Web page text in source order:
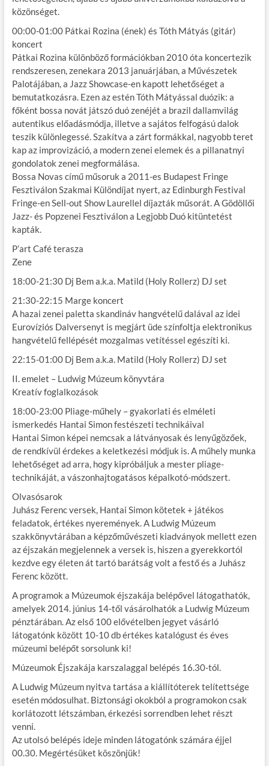
közönséget.
00:00-01:00 Pátkai Rozina (ének) és Tóth Mátyás (gitár)
koncert
Pátkai Rozina különböző formációkban 2010 óta koncertezik
rendszeresen, zenekara 2013 januárjában, a Művészetek
Palotájában, a Jazz Showcase-en kapott lehetőséget a
bemutatkozásra. Ezen az estén Tóth Mátyással duózik: a
főként bossa novát játszó duó zenéjét a brazil dallamvilág
autentikus előadásmódja, illetve a sajátos felfogású dalok
teszik különlegessé. Szakítva a zárt formákkal, nagyobb teret
kap az improvizáció, a modern zenei elemek és a pillanatnyi
gondolatok zenei megformálása.
Bossa Novas című műsoruk a 2011-es Budapest Fringe
Fesztiválon Szakmai Különdíjat nyert, az Edinburgh Festival
Fringe-en Sell-out Show Laurellel díjazták műsorát. A Gödöllői
Jazz- és Popzenei Fesztiválon a Legjobb Duó kitüntetést
kapták.
P’art Café terasza
Zene
18:00-21:30 Dj Bem a.k.a. Matild (Holy Rollerz) DJ set
21:30-22:15 Marge koncert
A hazai zenei paletta skandináv hangvételű dalával az idei
Eurovíziós Dalversenyt is megjárt üde színfoltja elektronikus
hangvételű fellépését mozgalmas vetítéssel egészíti ki.
22:15-01:00 Dj Bem a.k.a. Matild (Holy Rollerz) DJ set
II. emelet – Ludwig Múzeum könyvtára
Kreatív foglalkozások
18:00-23:00 Pliage-műhely – gyakorlati és elméleti
ismerkedés Hantai Simon festészeti technikáival
Hantai Simon képei nemcsak a látványosak és lenyűgözőek,
de rendkívül érdekes a keletkezési módjuk is. A műhely munka
lehetőséget ad arra, hogy kipróbáljuk a mester pliage-
technikáját, a vászonhajtogatásos képalkotó-módszert.
Olvasósarok
Juhász Ferenc versek, Hantai Simon kötetek + játékos
feladatok, értékes nyeremények. A Ludwig Múzeum
szakkönyvtárában a képzőművészeti kiadványok mellett ezen
az éjszakán megjelennek a versek is, hiszen a gyerekkortól
kezdve egy életen át tartó barátság volt a festő és a Juhász
Ferenc között.
A programok a Múzeumok éjszakája belépővel látogathatók,
amelyek 2014. június 14-től vásárolhatók a Ludwig Múzeum
pénztárában. Az első 100 elővételben jegyet vásárló
látogatónk között 10-10 db értékes katalógust és éves
múzeumi belépőt sorsolunk ki!
Múzeumok Éjszakája karszalaggal belépés 16.30-tól.
A Ludwig Múzeum nyitva tartása a kiállítóterek telítettsége
esetén módosulhat. Biztonsági okokból a programokon csak
korlátozott létszámban, érkezési sorrendben lehet részt
venni.
Az utolsó belépés ideje minden látogatónk számára éjjel
00.30. Megértésüket köszönjük!